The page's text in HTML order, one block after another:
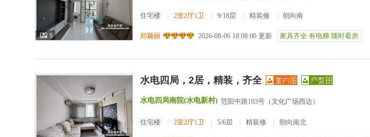
5
住宅楼 2室2厅1卫 9/18层 精装修 朝向南
郑颖丽 2026-08-06 18:08:00 更新 家具齐全 有电梯 随时看房
水电四局，2居，精装，齐全
水电四局南院(水电新村) 范阳中路103号（文化广场西边）
住宅楼 2室2厅1卫 5/6层 精装修 朝向南北